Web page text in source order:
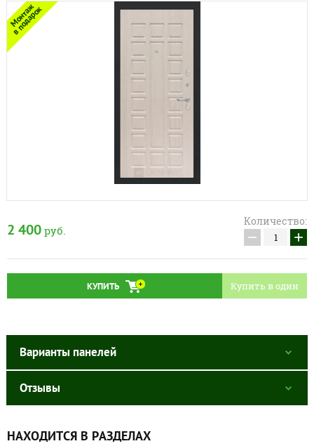
Монтаж
в подарок
2 400 руб.
Количество:
− +
КУПИТЬ
Купить в один
Варианты панелей
Отзывы
НАХОДИТСЯ В РАЗДЕЛАХ